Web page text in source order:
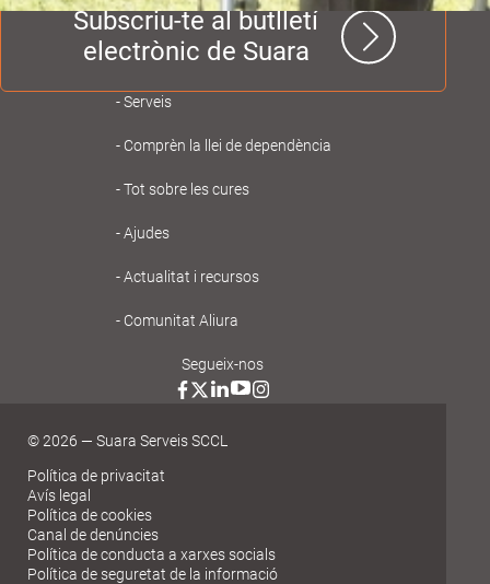
Subscriu-te al butlletí
electrònic de Suara
Navegación
principal
Gent
Gran
Serveis
Comprèn la llei de dependència
Tot sobre les cures
Ajudes
Actualitat i recursos
Comunitat Aliura
Segueix-nos
© 2026 — Suara Serveis SCCL
Política de privacitat
Avís legal
Política de cookies
Canal de denúncies
Política de conducta a xarxes socials
Política de seguretat de la informació